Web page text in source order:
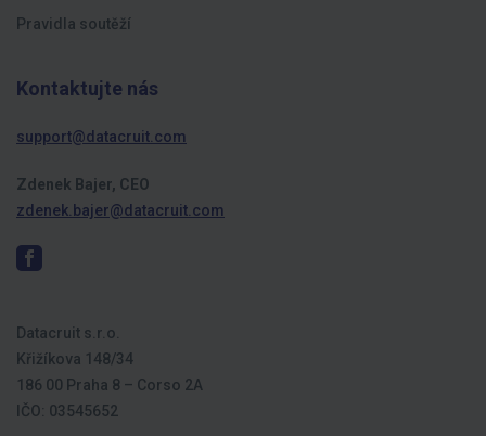
Pravidla soutěží
Kontaktujte nás
support@datacruit.com
Zdenek Bajer, CEO
zdenek.bajer@datacruit.com
Datacruit s.r.o.
Křižíkova 148/34
186 00 Praha 8 – Corso 2A
IČO: 03545652